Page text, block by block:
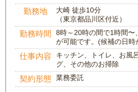
勤務地
大崎 徒歩10分
（東京都品川区付近）
勤務時間
8時～20時の間で1時間〜
が可能です。(候補の日時
仕事内容
キッチン、トイレ、お風
グ、その他のお掃除
契約形態 業務委託